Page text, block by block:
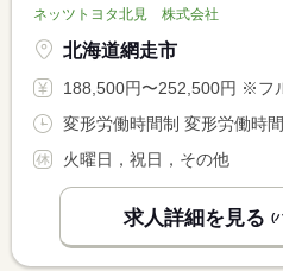
ネッツトヨタ北見 株式会社
北海道網走市
188,500円〜252,500円 ※フルタイム求人の場合は月額（換算
火曜日，祝日，その他
求人詳細を見る (